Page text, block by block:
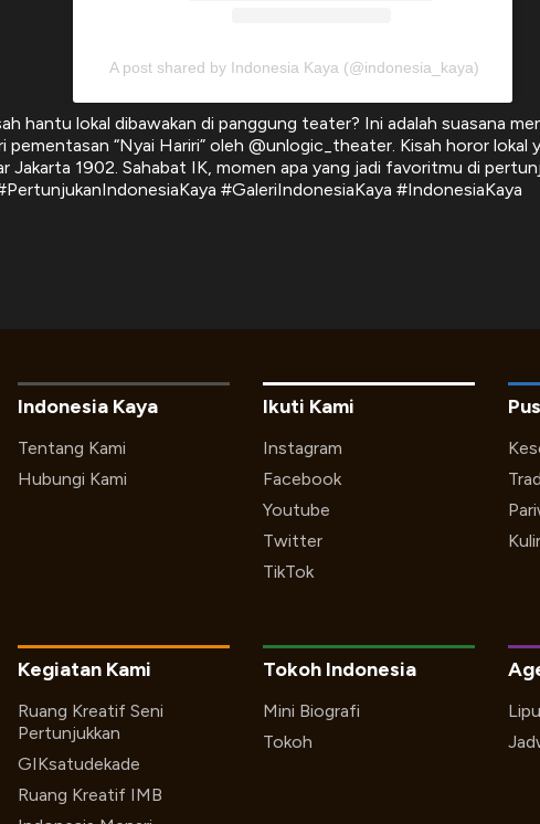
A post shared by Indonesia Kaya (@indonesia_kaya)
hantu lokal dibawakan di panggung teater? Ini adalah suasana
pementasan “Nyai Hariri” oleh @unlogic_theater. Kisah horor lokal
Jakarta 1902. Sahabat IK, momen apa yang jadi favoritmu di
#GaleriIndonesiaKaya #IndonesiaKaya
Indonesia Kaya
Tentang Kami
Hubungi Kami
Ikuti Kami
Instagram
Facebook
Youtube
Twitter
TikTok
Kegiatan Kami
Ruang Kreatif Seni
Pertunjukkan
GIKsatudekade
Ruang Kreatif IMB
Tokoh Indonesia
Mini Biografi
Tokoh